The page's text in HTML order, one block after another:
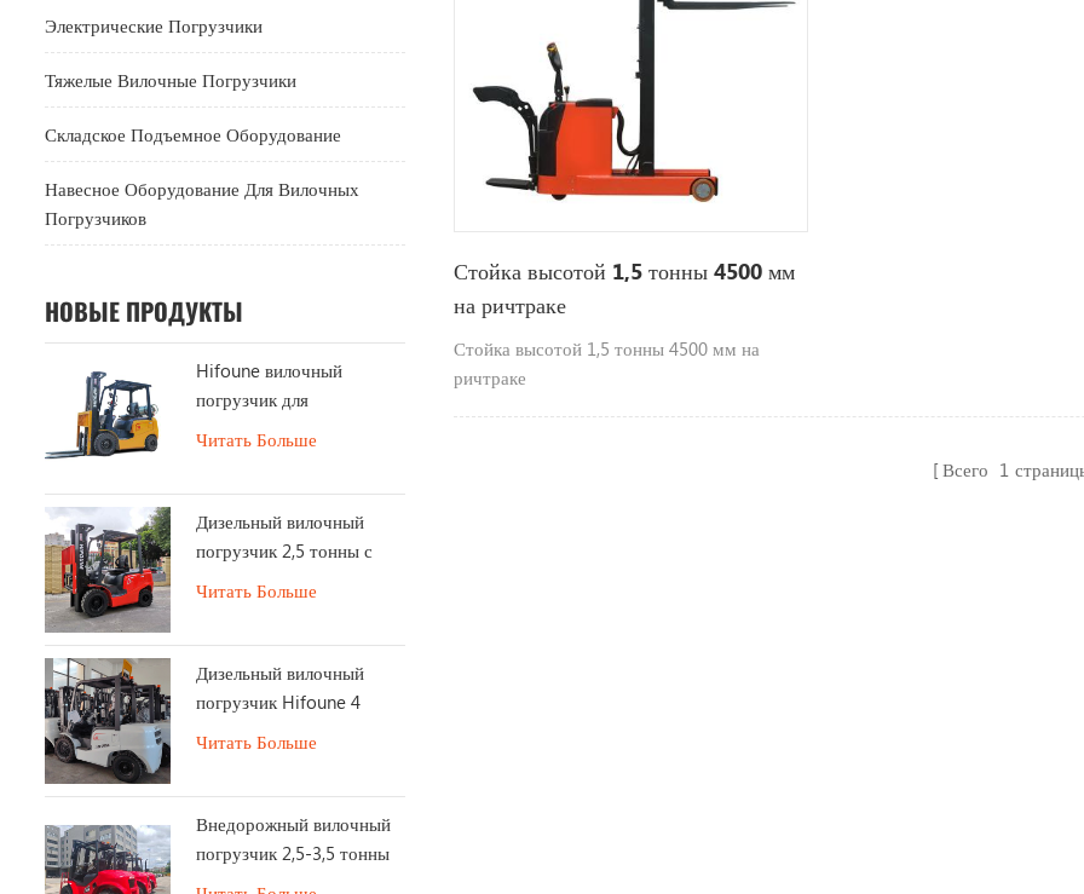
Стойка высотой 1,5 тонны 4500 мм
на ричтраке
Стойка высотой 1,5 тонны 4500 мм на
ричтраке
Всего 1
Электрические Погрузчики
Тяжелые Вилочные Погрузчики
Складское Подъемное Оборудование
Навесное Оборудование Для Вилочных
Погрузчиков
НОВЫЕ ПРОДУКТЫ
Hifoune вилочный
погрузчик для
Читать Больше
Дизельный вилочный
погрузчик 2,5 тонны с
Читать Больше
Дизельный вилочный
погрузчик Hifoune 4
Читать Больше
Внедорожный вилочный
погрузчик 2,5-3,5 тонны
4X4 2WD/4WD Switch